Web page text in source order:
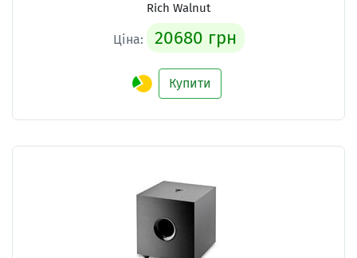
Rich Walnut
Ціна: 20680 грн
Купити